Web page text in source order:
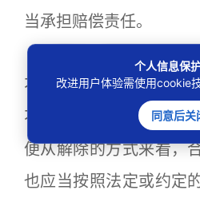
当承担赔偿责任。
第二，熊猫公司虽然
不足以构成根本违约，
不能以此为由主张解除
便从解除的方式来看，
也应当按照法定或约定
个人信息保
改进用户体验需使用cookie
同意后关